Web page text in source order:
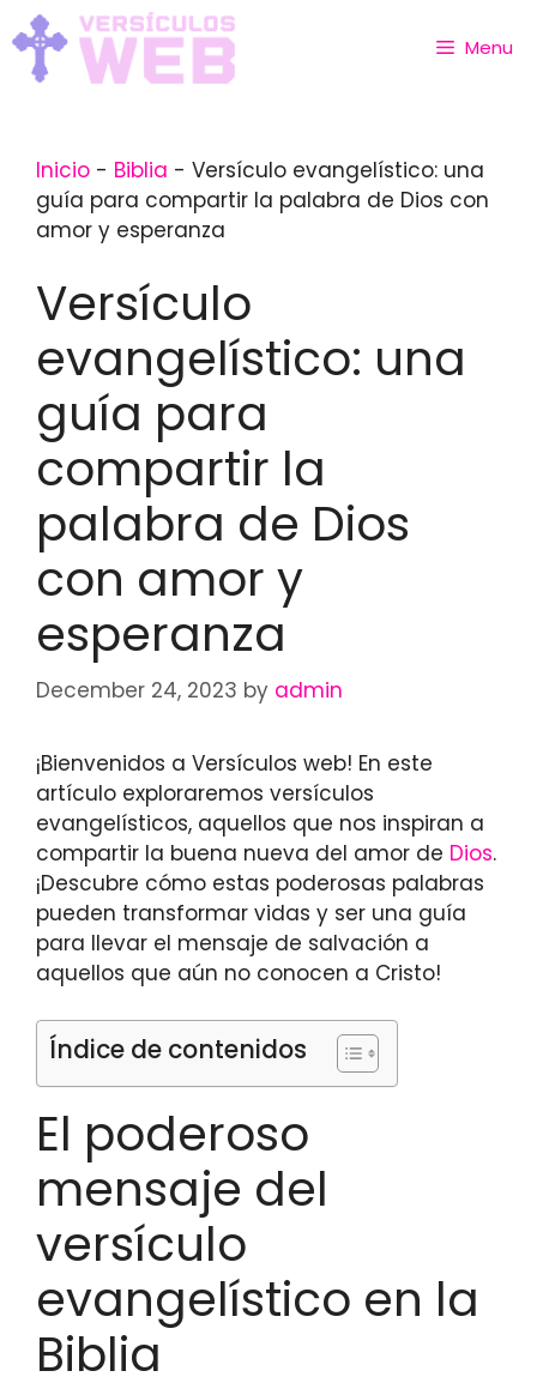
Skip
to
content
Menu
Inicio - Biblia - Versículo evangelístico: una
guía para compartir la palabra de Dios con
amor y esperanza
Versículo
evangelístico: una
guía para
compartir la
palabra de Dios
con amor y
esperanza
December 24, 2023 by admin
¡Bienvenidos a Versículos web! En este
artículo exploraremos versículos
evangelísticos, aquellos que nos inspiran a
compartir la buena nueva del amor de Dios.
¡Descubre cómo estas poderosas palabras
pueden transformar vidas y ser una guía
para llevar el mensaje de salvación a
aquellos que aún no conocen a Cristo!
Índice de contenidos
El poderoso
mensaje del
versículo
evangelístico en la
Biblia